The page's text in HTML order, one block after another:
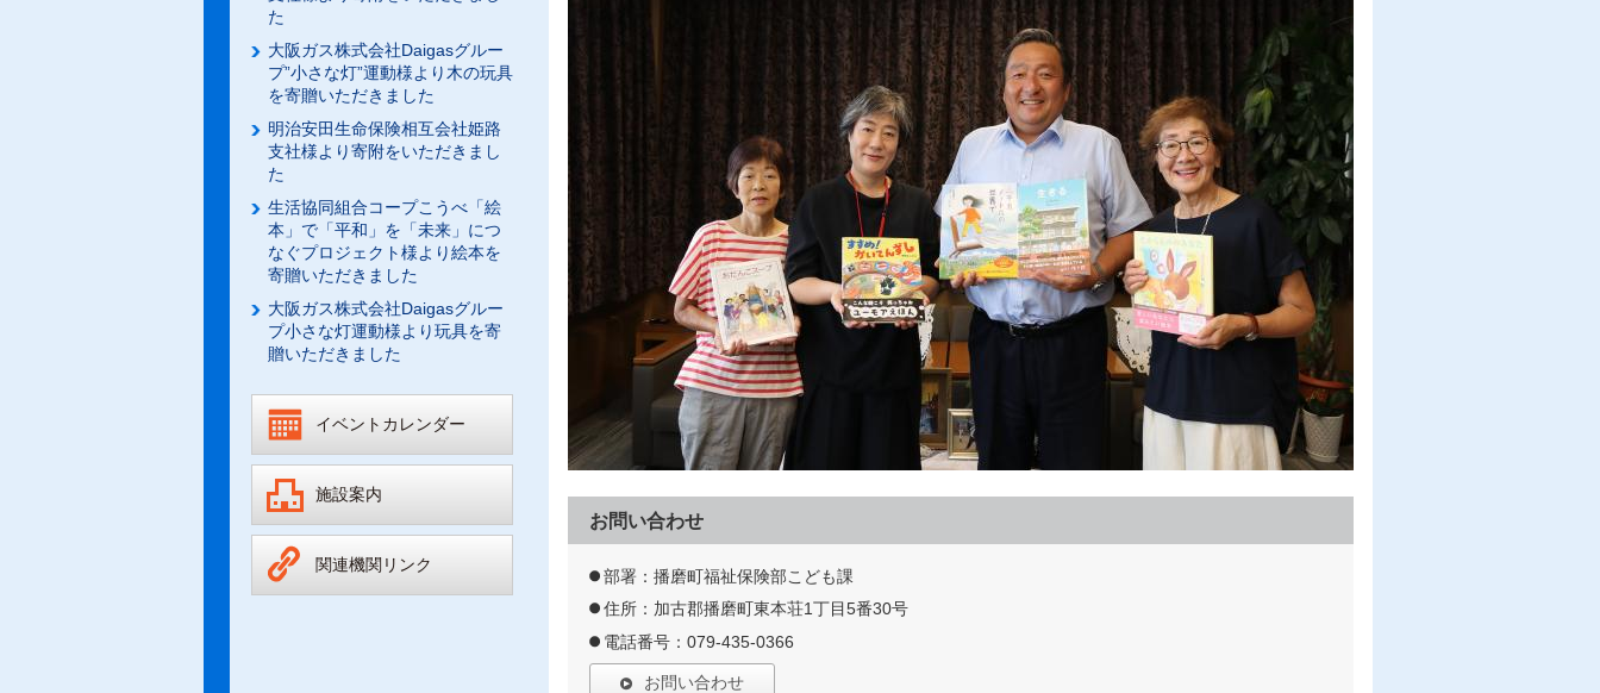
た
大阪ガス株式会社Daigasグルー
プ”小さな灯”運動様より木の玩具
を寄贈いただきました
明治安田生命保険相互会社姫路
支社様より寄附をいただきまし
た
生活協同組合コープこうべ「絵
本」で「平和」を「未来」につ
なぐプロジェクト様より絵本を
寄贈いただきました
大阪ガス株式会社Daigasグルー
プ小さな灯運動様より玩具を寄
贈いただきました
イベントカレンダー
施設案内
関連機関リンク
お問い合わせ
部署：播磨町福祉保険部こども課
住所：加古郡播磨町東本荘1丁目5番30号
電話番号：079-435-0366
お問い合わせ